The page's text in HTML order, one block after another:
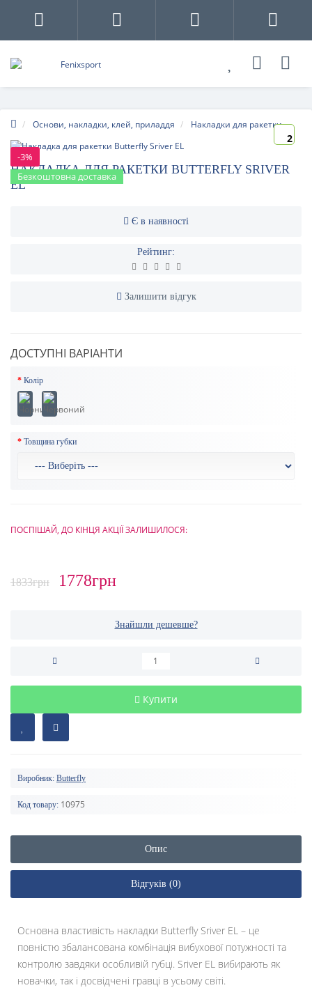
Основи, накладки, клей, приладдя Накладки для ракетки
-3%
Безкоштовна доставка
2
НАКЛАДКА ДЛЯ РАКЕТКИ BUTTERFLY SRIVER
EL
Є в наявності
Рейтинг:
Залишити відгук
ДОСТУПНІ ВАРІАНТИ
Колір
Товщина губки
ПОСПІШАЙ, ДО КІНЦЯ АКЦІЇ ЗАЛИШИЛОСЯ:
1833грн 1778грн
Знайшли дешевше?
Купити
Виробник: Butterfly
Код товару: 10975
Опис
Відгуків (0)
Основна властивість накладки Butterfly Sriver EL – це
повністю збалансована комбінація вибухової потужності та
контролю завдяки особливій губці. Sriver EL вибирають як
новачки, так і досвідчені гравці в усьому світі.